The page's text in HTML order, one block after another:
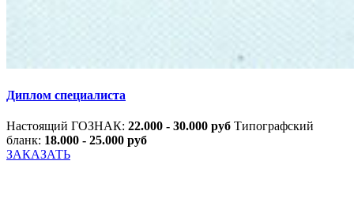
Диплом специалиста
Настоящий ГОЗНАК: 22.000 - 30.000 руб Типографский
бланк: 18.000 - 25.000 руб
ЗАКАЗАТЬ